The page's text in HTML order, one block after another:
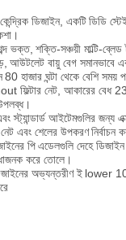
কেন্দ্রিক ডিজাইন, একটিডিডি
ভক্ত, শক্তি-সঞ্চয়ী মাল্টি-
আউটলেট বায়ু বেগ সমানভাবে
80 হাজার ঘন্টা থেকে বেশি সময়
ফিল্টার নেট, আকারের বেধ 23
স্ট্যান্ডার্ড আইটেমগুলির জন্য
নেট এবং শেলের উপকরণনির্বাচন
পিএডেলগুলি দেহে
করে তোলে।
অভ্যন্তরীণ ই lower